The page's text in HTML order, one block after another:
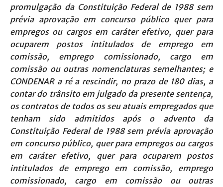
promulgação da Constituição Federal de 1988 sem
prévia aprovação em concurso público quer para
empregos ou cargos em caráter efetivo, quer para
ocuparem postos intitulados de emprego em
comissão, emprego comissionado, cargo em
comissão ou outras nomenclaturas semelhantes; e
CONDENAR a ré a rescindir, no prazo de 180 dias, a
contar do trânsito em julgado da presente sentença,
os contratos de todos os seu atuais empregados que
tenham sido admitidos após o advento da
Constituição Federal de 1988 sem prévia aprovação
em concurso público, quer para empregos ou cargos
em caráter efetivo, quer para ocuparem postos
intitulados de emprego em comissão, emprego
comissionado, cargo em comissão ou outras